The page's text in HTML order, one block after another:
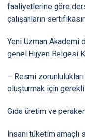
faaliyetlerine göre
çalışanların
Yeni Uzman Akademi
genel Hijyen Belgesi
– Resmi
oluşturmak için
Gıda üretim ve
İnsani tüketim amaçlı